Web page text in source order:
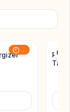
...
Add to